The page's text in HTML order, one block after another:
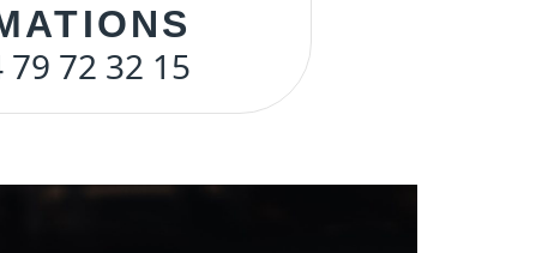
79 72 32 15